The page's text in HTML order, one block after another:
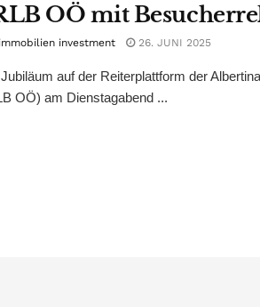
OÖ mit
investment 26. JUNI 2025
auf der Reiterplattform der
OÖ) am Dienstagabend ...